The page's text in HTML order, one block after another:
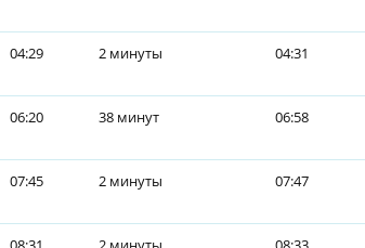
04:29 2 минуты 04:31
06:20 38 минут 06:58
07:45 2 минуты 07:47